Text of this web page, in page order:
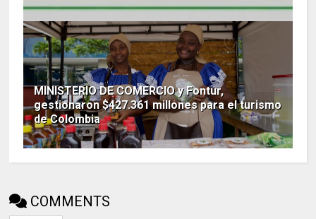
MINISTERIO DE COMERCIO y Fontur,
gestionaron $427.361 millones para el turismo
de Colombia
COMMENTS